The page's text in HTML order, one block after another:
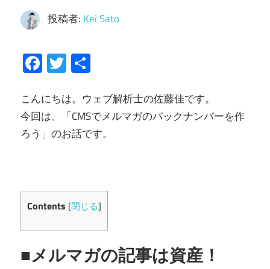
投稿者: Kei Sato
Facebook
Twitter
こんにちは。ウェブ解析士の佐藤佳です。
今回は、「CMSでメルマガのバックナンバーを作
ろう」のお話です。
Contents [閉じる]
■メルマガの記事は資産！